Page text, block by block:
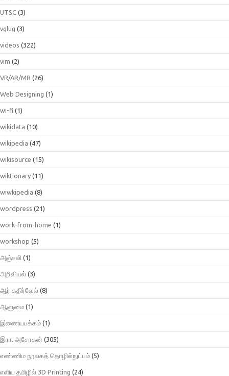
UTSC (3)
vglug (3)
videos (322)
vim (2)
VR/AR/MR (26)
Web Designing (1)
wi-fi (1)
wikidata (10)
wikipedia (47)
wikisource (15)
wiktionary (11)
wiwkipedia (8)
wordpress (21)
work-from-home (1)
workshop (5)
அஞ்சலி (1)
அறிவியல் (3)
ஆர்.கதிர்வேல் (8)
ஆளுமை (1)
இணையபக்கம் (1)
இரா. அசோகன் (305)
எண்ணிம நூலகத் தொழில்நுட்பம் (5)
எளிய தமிழில் 3D Printing (24)